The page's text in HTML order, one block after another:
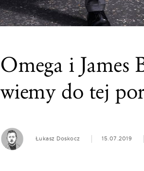
Omega i James
wiemy do tej
Łukasz Doskocz 15.07.2019